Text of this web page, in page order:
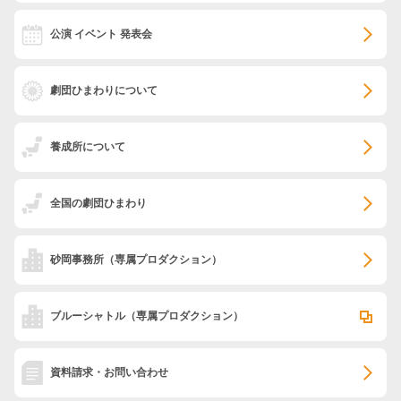
公演 イベント 発表会
劇団ひまわりについて
養成所について
全国の劇団ひまわり
砂岡事務所 （専属プロダクション）
ブルーシャトル（専属プロダクション）
資料請求・お問い合わせ